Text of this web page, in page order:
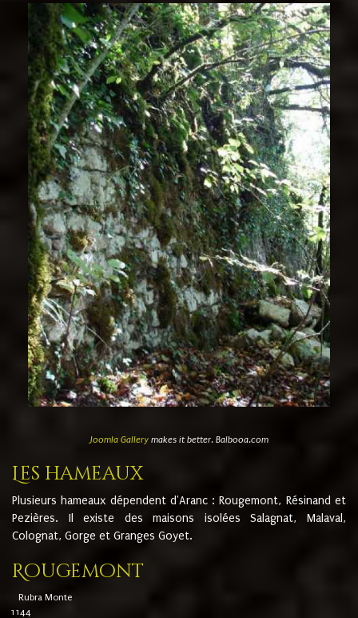
Joomla Gallerymakes it better. Balbooa.com
Les hameaux
Plusieurs hameaux dépendent d'Aranc : Rougemont, Résinand et
Pezières. Il existe des maisons isolées Salagnat, Malaval,
Colognat, Gorge et Granges Goyet.
Rougemont
Rubra Monte
1144